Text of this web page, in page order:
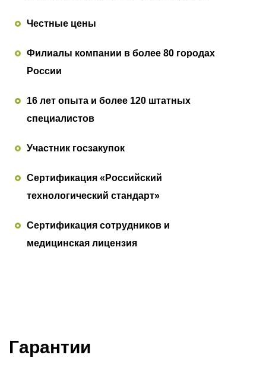
Честные цены
Филиалы компании в более 80 городах
России
16 лет опыта и более 120 штатных
специалистов
Участник госзакупок
Сертификация «Российский
технологический стандарт»
Сертификация сотрудников и
медицинская лицензия
Гарантии